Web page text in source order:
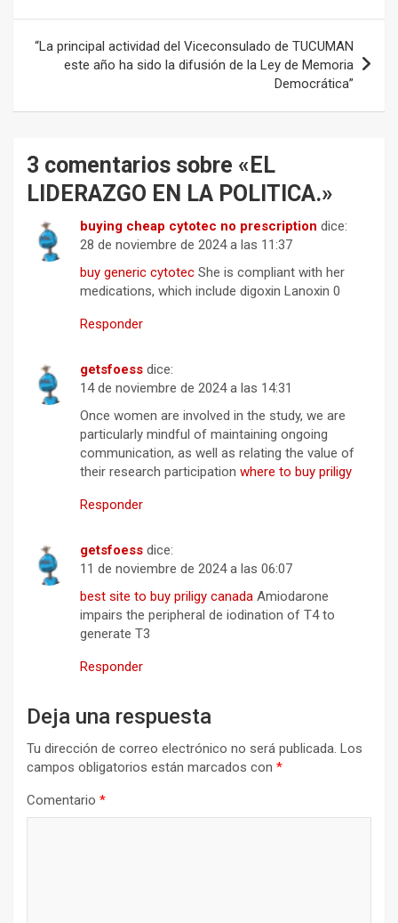
entradas
“La principal actividad del Viceconsulado de TUCUMAN
este año ha sido la difusión de la Ley de Memoria
Democrática”
3 comentarios sobre « EL
LIDERAZGO EN LA POLITICA.»
buying cheap cytotec no prescription dice:
28 de noviembre de 2024 a las 11:37
buy generic cytotec She is compliant with her
medications, which include digoxin Lanoxin 0
Responder
getsfoess dice:
14 de noviembre de 2024 a las 14:31
Once women are involved in the study, we are
particularly mindful of maintaining ongoing
communication, as well as relating the value of
their research participation where to buy priligy
Responder
getsfoess dice:
11 de noviembre de 2024 a las 06:07
best site to buy priligy canada Amiodarone
impairs the peripheral de iodination of T4 to
generate T3
Responder
Deja una respuesta
Tu dirección de correo electrónico no será publicada. Los
campos obligatorios están marcados con *
Comentario *